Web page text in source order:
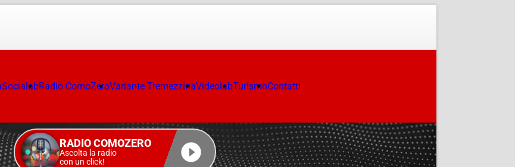
SocialabRadio ComoZeroVariante TremezzinaVideolabTurismoContatti
RADIO COMOZERO
Ascolta la radio
con un click!